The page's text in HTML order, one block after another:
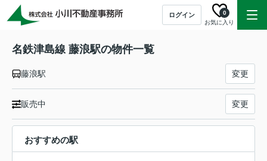
ログイン
お気に入り
0
名鉄津島線 藤浪駅の物件一覧
藤浪駅 変更
販売中 変更
おすすめの駅